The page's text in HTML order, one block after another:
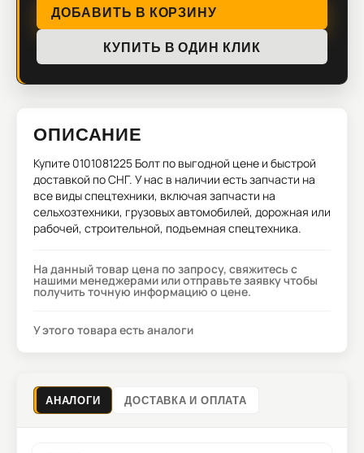
ДОБАВИТЬ В КОРЗИНУ
КУПИТЬ В ОДИН КЛИК
ОПИСАНИЕ
Купите 0101081225 Болт по выгодной цене и быстрой
доставкой по СНГ. У нас в наличии есть запчасти на
все виды спецтехники, включая запчасти на
сельхозтехники, грузовых автомобилей, дорожная или
рабочей, строительной, подъемная спецтехника.
На данный товар цена по запросу, свяжитесь с
нашими менеджерами или отправьте заявку чтобы
получить точную информацию о цене.
У этого товара есть аналоги
АНАЛОГИ ДОСТАВКА И ОПЛАТА